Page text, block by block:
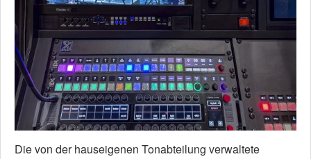
Die von der hauseigenen Tonabteilung verwaltete